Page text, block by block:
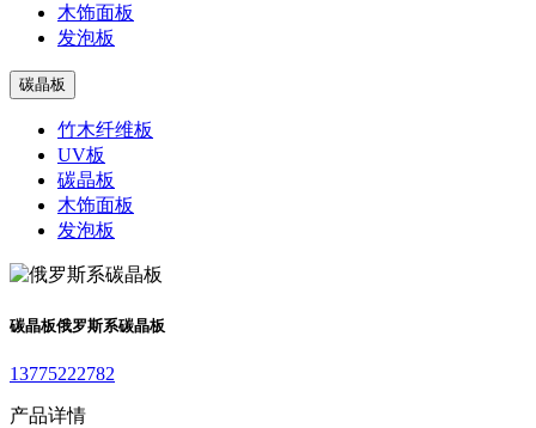
木饰面板
发泡板
碳晶板
竹木纤维板
UV板
碳晶板
木饰面板
发泡板
碳晶板俄罗斯系碳晶板
13775222782
产品详情